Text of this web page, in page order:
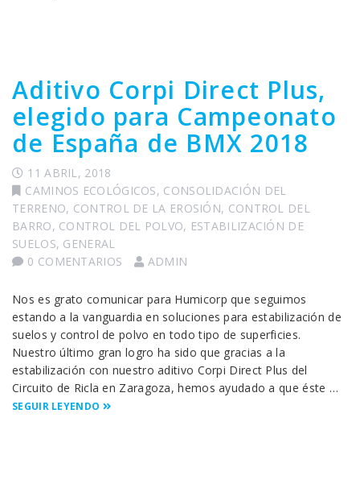
Aditivo Corpi Direct Plus,
elegido para Campeonato
de España de BMX 2018
11 ABRIL, 2018
CAMINOS ECOLÓGICOS, CONSOLIDACIÓN DEL
TERRENO, CONTROL DE LA EROSIÓN, CONTROL DEL
BARRO, CONTROL DEL POLVO, ESTABILIZACIÓN DE
SUELOS, GENERAL
0 COMENTARIOS
ADMIN
Nos es grato comunicar para Humicorp que seguimos
estando a la vanguardia en soluciones para estabilización de
suelos y control de polvo en todo tipo de superficies.
Nuestro último gran logro ha sido que gracias a la
estabilización con nuestro aditivo Corpi Direct Plus del
Circuito de Ricla en Zaragoza, hemos ayudado a que éste …
SEGUIR LEYENDO